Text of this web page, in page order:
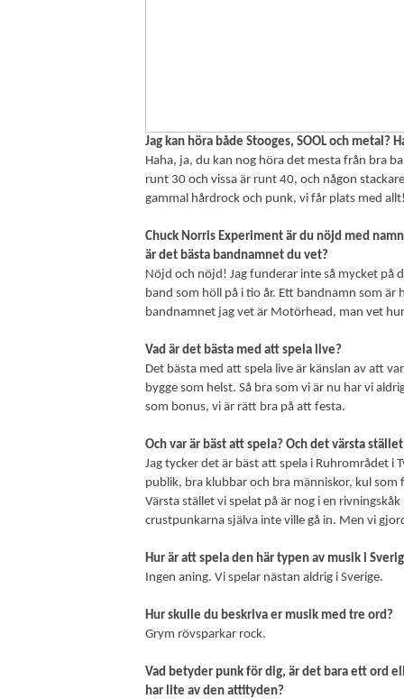
Jag kan höra både Stooges, SOOL och metal?
Haha, ja, du kan nog höra det mesta från bra
runt 30 och vissa är runt 40, och någon
gammal hårdrock och punk, vi får plats med
Chuck Norris Experiment är du nöjd med
är det bästa bandnamnet du vet?
Nöjd och nöjd! Jag funderar inte så mycket på
band som höll på i tio år. Ett bandnamn som
bandnamnet jag vet är Motörhead, man vet
Vad är det bästa med att spela live?
Det bästa med att spela live är känslan av att
bygge som helst. Så bra som vi är nu har vi
som bonus, vi är rätt bra på att festa.
Och var är bäst att spela? Och det värsta
Jag tycker det är bäst att spela i Ruhrområdet i
publik, bra klubbar och bra människor, kul som
Värsta stället vi spelat på är nog i en
crustpunkarna själva inte ville gå in. Men vi
Hur är att spela den här typen av musik i
Ingen aning. Vi spelar nästan aldrig i Sverige.
Hur skulle du beskriva er musik med tre ord?
Grym rövsparkar rock.
Vad betyder punk för dig, är det bara ett ord
har lite av den attityden?